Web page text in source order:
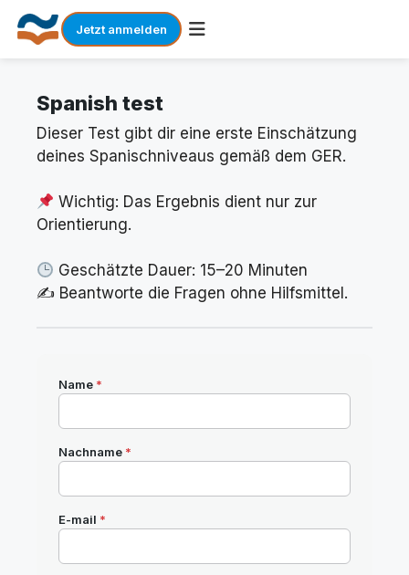
Jetzt anmelden
contentSpanish test
Dieser Test gibt dir eine erste Einschätzung
deines Spanischniveaus gemäß dem GER.
Wichtig: Das Ergebnis dient nur zur
Orientierung.
Geschätzte Dauer: 15–20 Minuten
✍️ Beantworte die Fragen ohne Hilfsmittel.
Name *
Nachname *
E-mail *